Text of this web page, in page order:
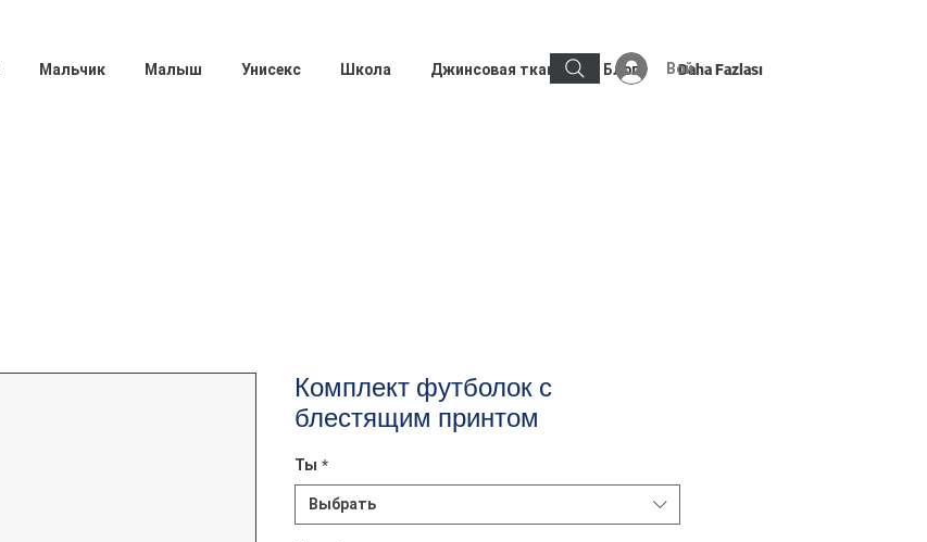
Мальчик Малыш Унисекс Школа Джинсовая ткань Блог Daha Fazlası
Войти
Комплект футболок с
блестящим принтом
Ты *
Выбрать